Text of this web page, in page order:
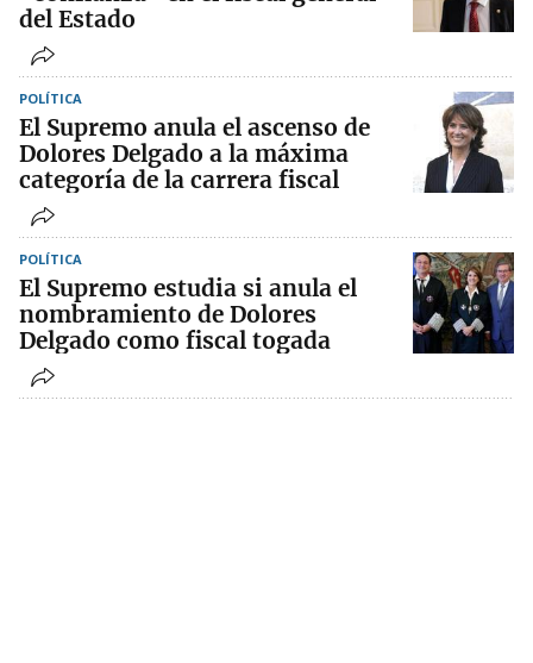
del Estado
POLÍTICA
El Supremo anula el ascenso de
Dolores Delgado a la máxima
categoría de la carrera fiscal
POLÍTICA
El Supremo estudia si anula el
nombramiento de Dolores
Delgado como fiscal togada